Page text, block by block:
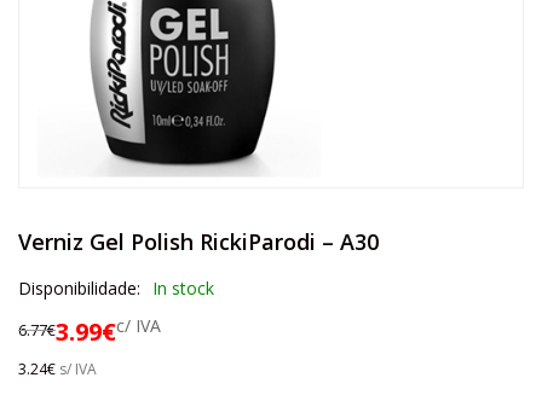
Verniz Gel Polish RickiParodi – A30
Disponibilidade: In stock
6.77€3.99€c/ IVA
3.24€ s/ IVA